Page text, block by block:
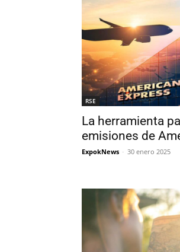
RSE
La herramienta
emisiones de
ExpokNews - 30 enero 2025